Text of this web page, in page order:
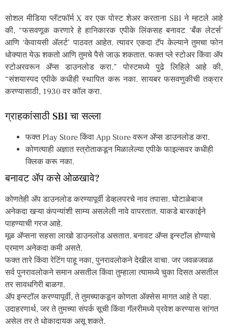
सोशल मीडिया प्लॅटफॉर्म X वर एक पोस्ट शेअर करताना SBI ने म्हटले आहे
की, “फसवणूक करणारे हे हानिकारक एपीके लिंकसह बनावट ‘बँक लेटर्स’
आणि ‘केवायसी ॲलर्ट’ पाठवत आहेत. त्यावर एकदा टॅप केल्याने तुमचा फोन
धोक्यात येऊ शकतो आणि तुमचे पैसे जाऊ शकतात. फक्त प्ले स्टोअर किंवा ॲप
स्टोअरवरून ॲप्स डाउनलोड करा.” पोस्टमध्ये पुढे लिहिले आहे की,
“संशयास्पद एपीके कधीही स्थापित करू नका. सायबर फसवणुकीची तक्रार
करण्यासाठी, 1930 वर कॉल करा.
ग्राहकांसाठी SBI चा सल्ला
फक्त Play Store किंवा App Store वरून ॲप्स डाउनलोड करा.
कोणत्याही अज्ञात स्त्रोताकडून मिळालेल्या एपीके फाइल्सवर कधीही
क्लिक करू नका.
बनावट ॲप कसे ओळखावे?
कोणतेही ॲप डाउनलोड करण्यापूर्वी डेव्हलपरचे नाव तपासा. घोटाळेबाज
अनेकदा खऱ्या कंपन्यांशी साम्य असलेली नावे वापरतात. याकडे बारकाईने
पाहण्याची गरज आहे.
मूळ ॲप्सना सहसा लाखो डाउनलोड असतात. बनावट ॲप्स इन्स्टॉल होण्याचे
प्रमाण अनेकदा कमी असते.
फक्त तारे किंवा रेटिंग पाहू नका, पुनरावलोकने देखील वाचा. जर जवळजवळ
सर्व पुनरावलोकने समान असतील किंवा तुम्हाला त्यामध्ये चुका दिसत असतील
तर सावधगिरी बाळगा.
ॲप इन्स्टॉल करण्यापूर्वी, ते तुमच्याकडून कोणता ॲक्सेस मागत आहे ते पहा.
उदाहरणार्थ, जर ते तुमच्या संपर्क सूची किंवा गॅलरीमध्ये प्रवेश करण्यास सांगत
असेल तर ते धोकादायक असू शकते.